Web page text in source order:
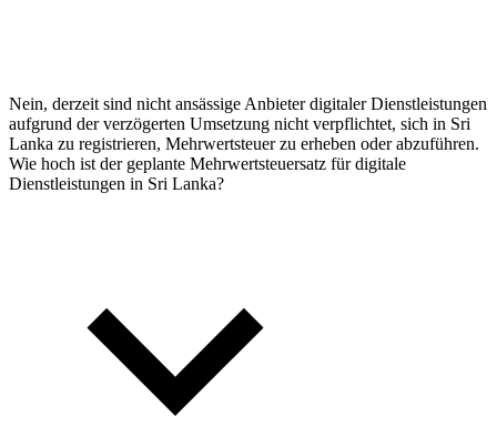
Nein, derzeit sind nicht ansässige Anbieter digitaler Dienstleistungen
aufgrund der verzögerten Umsetzung nicht verpflichtet, sich in Sri
Lanka zu registrieren, Mehrwertsteuer zu erheben oder abzuführen.
Wie hoch ist der geplante Mehrwertsteuersatz für digitale
Dienstleistungen in Sri Lanka?